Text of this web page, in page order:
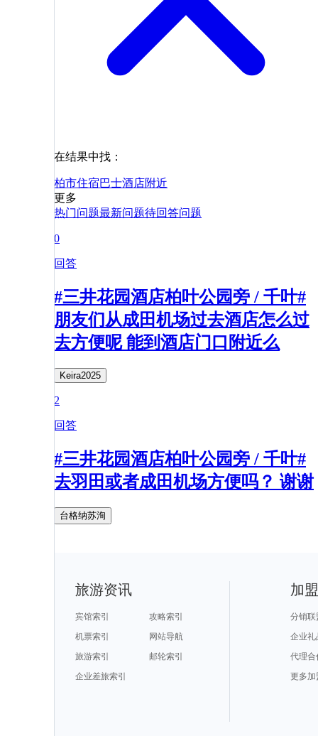
在结果中找：
柏市住宿巴士酒店附近
更多
热门问题最新问题待回答问题
0
回答
#三井花园酒店柏叶公园旁 / 千叶#
朋友们从成田机场过去酒店怎么过
去方便呢 能到酒店门口附近么
Keira2025
2
回答
#三井花园酒店柏叶公园旁 / 千叶#
去羽田或者成田机场方便吗？ 谢谢
台格纳苏洵
旅游资讯
宾馆索引
攻略索引
机票索引
网站导航
旅游索引
邮轮索引
企业差旅索引
加
分销联
企业礼
代理合
更多加